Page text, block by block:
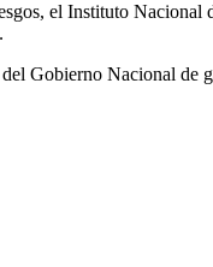
el Instituto
Gobierno Nacional de